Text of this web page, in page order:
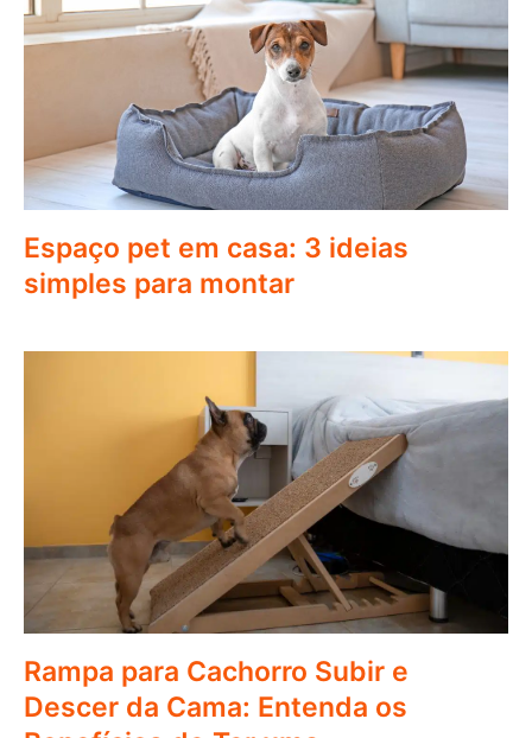
Espaço pet em casa: 3 ideias
simples para montar
Rampa para Cachorro Subir e
Descer da Cama: Entenda os